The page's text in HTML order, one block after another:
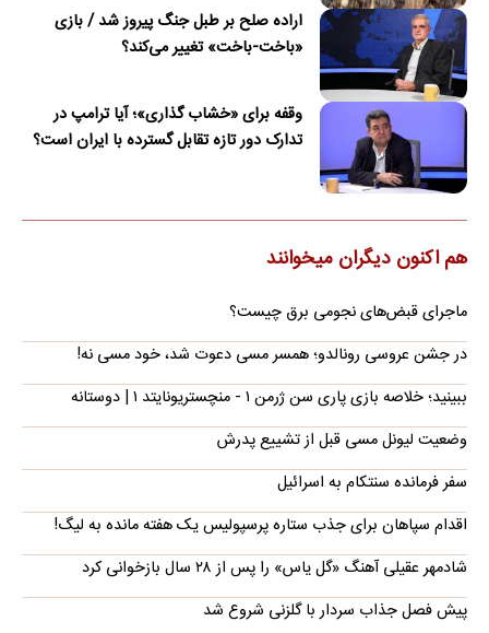
اراده صلح بر طبل جنگ پیروز شد / بازی
«باخت-باخت» تغییر می‌کند؟
وقفه برای «خشاب گذاری»؛ آیا ترامپ در
تدارک دور تازه تقابل گسترده با ایران است؟
هم اکنون دیگران میخوانند
ماجرای قبض‌های نجومی برق چیست؟
در جشن عروسی رونالدو؛ همسر مسی دعوت شد، خود مسی نه!
ببینید؛ خلاصه بازی پاری سن ژرمن ۱ - منچستریونایتد ۱ | دوستانه
وضعیت لیونل مسی قبل از تشییع پدرش
سفر فرمانده سنتکام به اسرائیل
اقدام سپاهان برای جذب ستاره پرسپولیس یک هفته مانده به لیگ!
شادمهر عقیلی آهنگ «گل یاس» را پس از ۲۸ سال بازخوانی کرد
پیش فصل جذاب سردار با گلزنی شروع شد